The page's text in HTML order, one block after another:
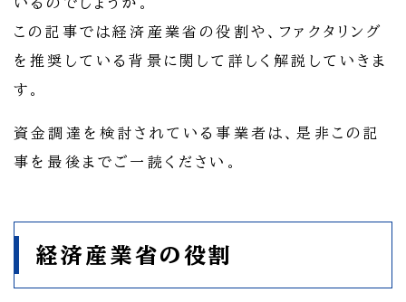
いるのでしょうか。
この記事では経済産業省の役割や、ファクタリング
を推奨している背景に関して詳しく解説していきま
す。
資金調達を検討されている事業者は、是非この記
事を最後までご一読ください。
経済産業省の役割